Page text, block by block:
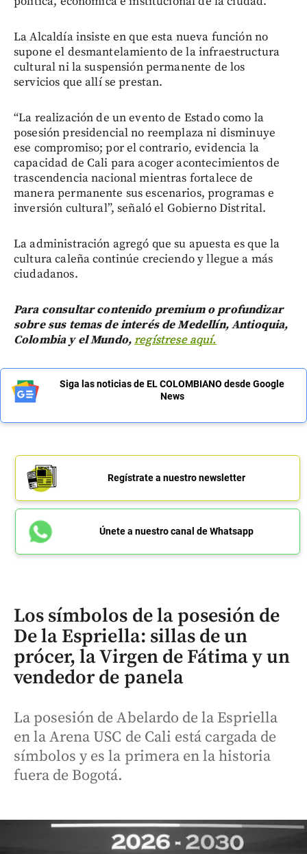
La Alcaldía insiste en que esta nueva función no
supone el desmantelamiento de la infraestructura
cultural ni la suspensión permanente de los
servicios que allí se prestan.
“La realización de un evento de Estado como la
posesión presidencial no reemplaza ni disminuye
ese compromiso; por el contrario, evidencia la
capacidad de Cali para acoger acontecimientos de
trascendencia nacional mientras fortalece de
manera permanente sus escenarios, programas e
inversión cultural”, señaló el Gobierno Distrital.
La administración agregó que su apuesta es que la
cultura caleña continúe creciendo y llegue a más
ciudadanos.
Para consultar contenido premium o profundizar
sobre sus temas de interés de Medellín, Antioquia,
Colombia y el Mundo,regístrese aquí.
Siga las noticias de EL COLOMBIANO desde Google
News
Regístrate a nuestro newsletter
Únete a nuestro canal de Whatsapp
Los símbolos de la posesión de
De la Espriella: sillas de un
prócer, la Virgen de Fátima y un
vendedor de panela
La posesión de Abelardo de la Espriella
en la Arena USC de Cali está cargada de
símbolos y es la primera en la historia
fuera de Bogotá.